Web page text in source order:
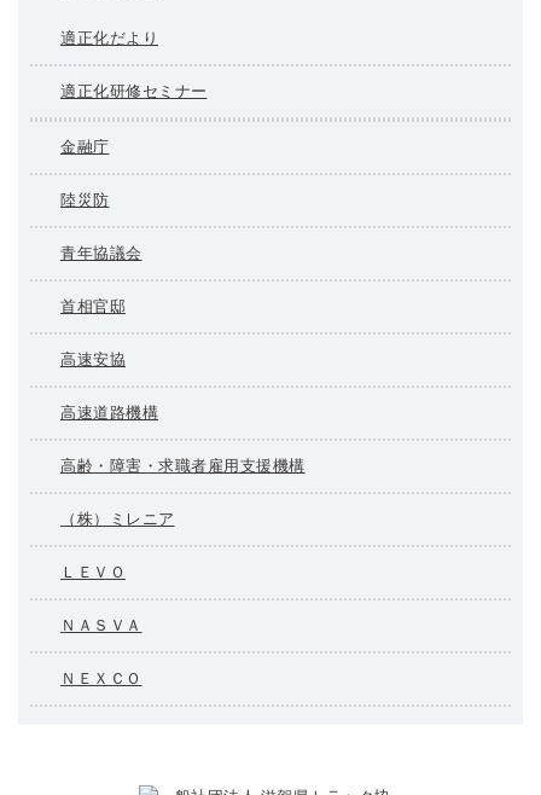
適正化だより
適正化研修セミナー
金融庁
陸災防
青年協議会
首相官邸
高速安協
高速道路機構
高齢・障害・求職者雇用支援機構
（株）ミレニア
ＬＥＶＯ
ＮＡＳＶＡ
ＮＥＸＣＯ